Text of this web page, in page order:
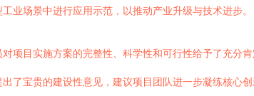
业场景中进行应用示范，以推动产业升级与技术进步。
项目实施方案的完整性、科学性和可行性给予了充分
了宝贵的建设性意见，建议项目团队进一步凝练核心